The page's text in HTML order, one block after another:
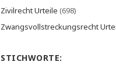
Zivilrecht Urteile (698)
Zwangsvollstreckungsrecht
STICHWORTE: